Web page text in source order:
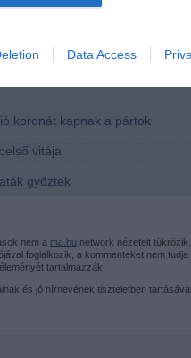
storage related to security,
and fraud prevention, and other
Data Access
koronát kapnak a pártok
vitája
győztek
nem a ma.hu network nézeteit tükrözik.
foglalkozik, a kommenteket nem tudja
tartalmazzák.
és jó hírnevének tiszteletben tartásával